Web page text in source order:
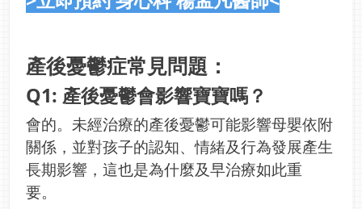
產後憂鬱症常見問題：
Q1: 產後憂鬱會影響寶寶嗎？
會的。未經治療的產後憂鬱可能影響母嬰依附
關係，並對孩子的認知、情緒及行為發展產生
長期影響，這也是為什麼及早治療如此重
要。